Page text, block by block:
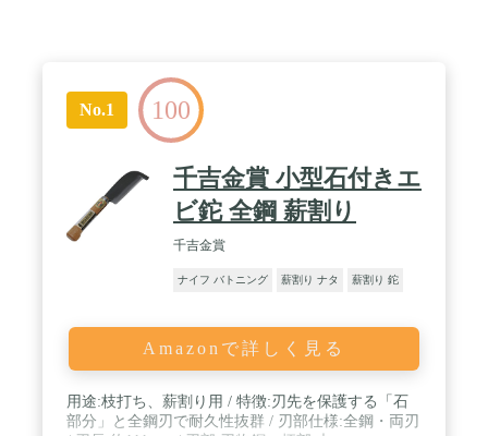
No.1 100
千吉金賞 小型石付きエ
ビ鉈 全鋼 薪割り
千吉金賞
ナイフ バトニング 薪割り ナタ 薪割り 鉈
Amazonで詳しく見る
用途:枝打ち、薪割り用 / 特徴:刃先を保護する「石
部分」と全鋼刃で耐久性抜群 / 刃部仕様:全鋼・両刃